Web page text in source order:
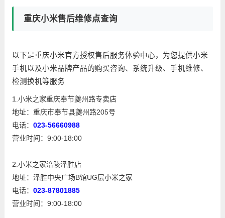
重庆小米售后维修点查询
以下是重庆小米官方授权售后服务体验中心，为您提供小米
手机以及小米品牌产品的购买咨询、系统升级、手机维修、
检测换机等服务
1.小米之家重庆奉节夔州路专卖店
地址：重庆市奉节县夔州路205号
电话： 023-56660988
营业时间：9:00-18:00
2.小米之家涪陵泽胜店
地址：泽胜中央广场B馆UG层小米之家
电话： 023-87801885
营业时间：9:00-18:00